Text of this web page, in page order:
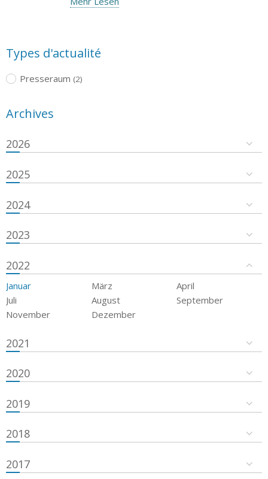
Types d'actualité
Presseraum (2)
Archives
2026
2025
2024
2023
2022
Januar März
April
Juli
August
September
November
Dezember
2021
2020
2019
2018
2017